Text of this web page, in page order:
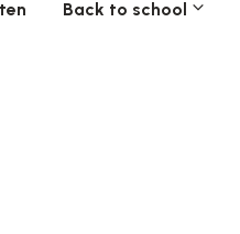
Back to school